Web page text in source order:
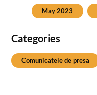
May 2023
Categories
Comunicatele de presa